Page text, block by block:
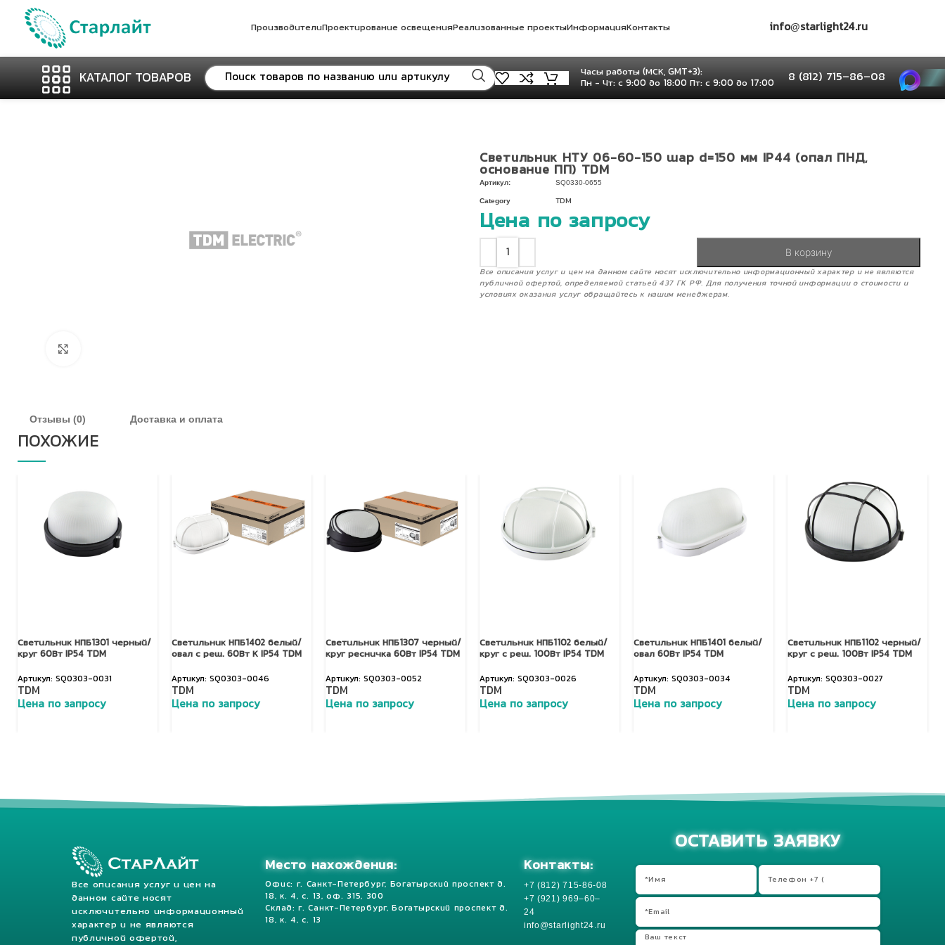
ПроизводителиПроектирование освещенияРеализованные проектыИнформацияКонтакты info@starlight24.ru
КАТАЛОГ ТОВАРОВ
Часы работы (МСК, GMT+3):
Пн - Чт: с 9:00 до 18:00 Пт: с 9:00 до 17:00
8 (812) 715–86–08
Светильник НТУ 06-60-150 шар d=150 мм IP44 (опал ПНД,
основание ПП) TDM
Артикул: SQ0330-0655
Category TDM
Цена по запросу
В корзину
Все описания услуг и цен на данном сайте носят исключительно информационный характер и не являются
публичной офертой, определяемой статьей 437 ГК РФ. Для получения точной информации о стоимости и
условиях оказания услуг обращайтесь к нашим менеджерам.
Отзывы (0) Доставка и оплата
ПОХОЖИЕ
Светильник НПБ1301 черный/
круг 60Вт IP54 TDM
SQ0303-0031
TDM
Цена по запросу
Светильник НПБ1402 белый/
овал с реш. 60Вт К IP54 TDM
SQ0303-0046
TDM
Цена по запросу
Светильник НПБ1307 черный/
круг ресничка 60Вт IP54 TDM
SQ0303-0052
TDM
Цена по запросу
Светильник НПБ1102 белый/
круг с реш. 100Вт IP54 TDM
SQ0303-0026
TDM
Цена по запросу
Светильник НПБ1401 белый/
овал 60Вт IP54 TDM
SQ0303-0034
TDM
Цена по запросу
Светильник НПБ1102 черный/
круг с реш. 100Вт IP54 TDM
SQ0303-0027
TDM
Цена по запросу
Все описания услуг и цен на
данном сайте носят
исключительно информационный
характер и не являются
публичной офертой,
Место нахождения:
Офис: г. Санкт-Петербург, Богатырский проспект д.
18, к. 4, с. 13, оф. 315, 300
Склад: г. Санкт-Петербург, Богатырский проспект д.
18, к. 4, с. 13
Контакты:
+7 (812) 715-86-08
+7 (921) 969–60–
24
info@starlight24.ru
ОСТАВИТЬ ЗАЯВКУ